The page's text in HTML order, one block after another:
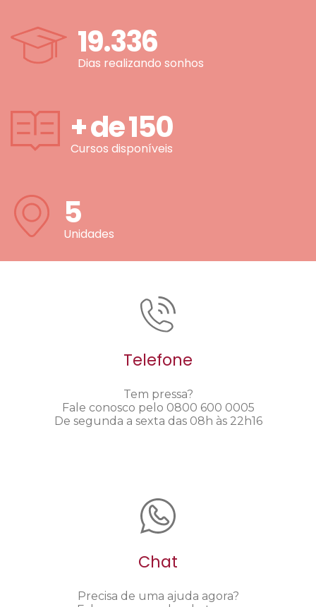
19.336
Dias realizando sonhos
+ de150
Cursos disponíveis
5
Unidades
Telefone
Tem pressa?
Fale conosco pelo 0800 600 0005
De segunda a sexta das 08h às 22h16
Chat
Precisa de uma ajuda agora?